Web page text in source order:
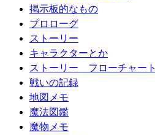
掲示板的なもの
プロローグ
ストーリー
キャラクターとか
ストーリー フローチャート
戦いの記録
地図メモ
魔法図鑑
魔物メモ